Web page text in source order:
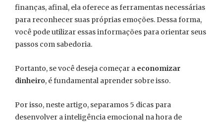
finanças, afinal, ela oferece as ferramentas necessárias
para reconhecer suas próprias emoções. Dessa forma,
você pode utilizar essas informações para orientar seus
passos com sabedoria.
Portanto, se você deseja começar a economizar
dinheiro, é fundamental aprender sobre isso.
Por isso, neste artigo, separamos 5 dicas para
desenvolver a inteligência emocional na hora de